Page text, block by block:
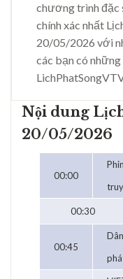
chương trình đặc
chính xác nhất
20/05/2026 với
các bạn có
Nội dung
20/05/2026
00:00
00:30
00:45